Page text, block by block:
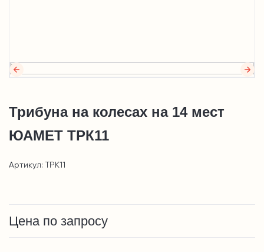
Трибуна на колесах на 14 мест
ЮАМЕТ ТРК11
Артикул: ТРК11
Цена по запросу